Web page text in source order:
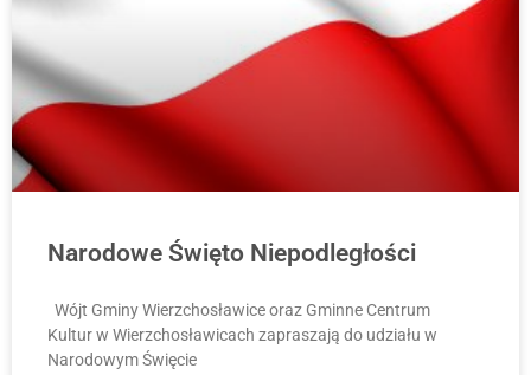
Narodowe Święto Niepodległości
Wójt Gminy Wierzchosławice oraz Gminne Centrum
Kultur w Wierzchosławicach zapraszają do udziału w
Narodowym Święcie